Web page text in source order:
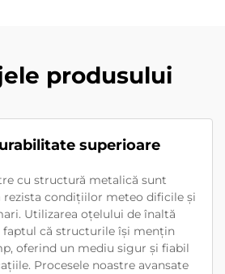
produsului
superioare
cu structură metalică sunt
condițiilor meteo dificile și
Utilizarea oțelului de înaltă
faptul că structurile își mențin
oferind un mediu sigur și fiabil
Procesele noastre avansate